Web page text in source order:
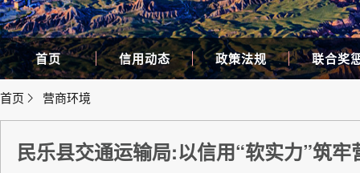
首页 信用动态 政策法规 联合奖
首页 营商环境
民乐县交通运输局:以信用“软实力”筑牢